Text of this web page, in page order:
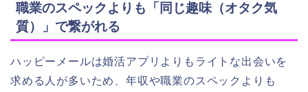
職業のスペックよりも「同じ趣味（オタク気
質）」で繋がれる
ハッピーメールは婚活アプリよりもライトな出会いを
求める人が多いため、年収や職業のスペックよりも